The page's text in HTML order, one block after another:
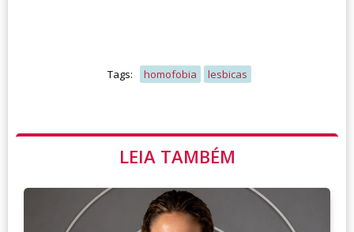
Tags: homofobia lesbicas
LEIA TAMBÉM